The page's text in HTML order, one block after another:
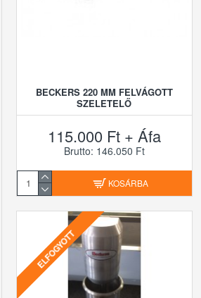
BECKERS 220 MM FELVÁGOTT
SZELETELŐ
115.000 Ft + Áfa
Brutto: 146.050 Ft
KOSÁRBA
ELFOGYOTT